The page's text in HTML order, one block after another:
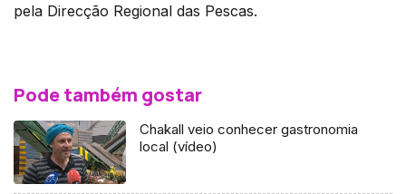
pela Direcção Regional das Pescas.
Pode também gostar
Chakall veio conhecer gastronomia
local (vídeo)